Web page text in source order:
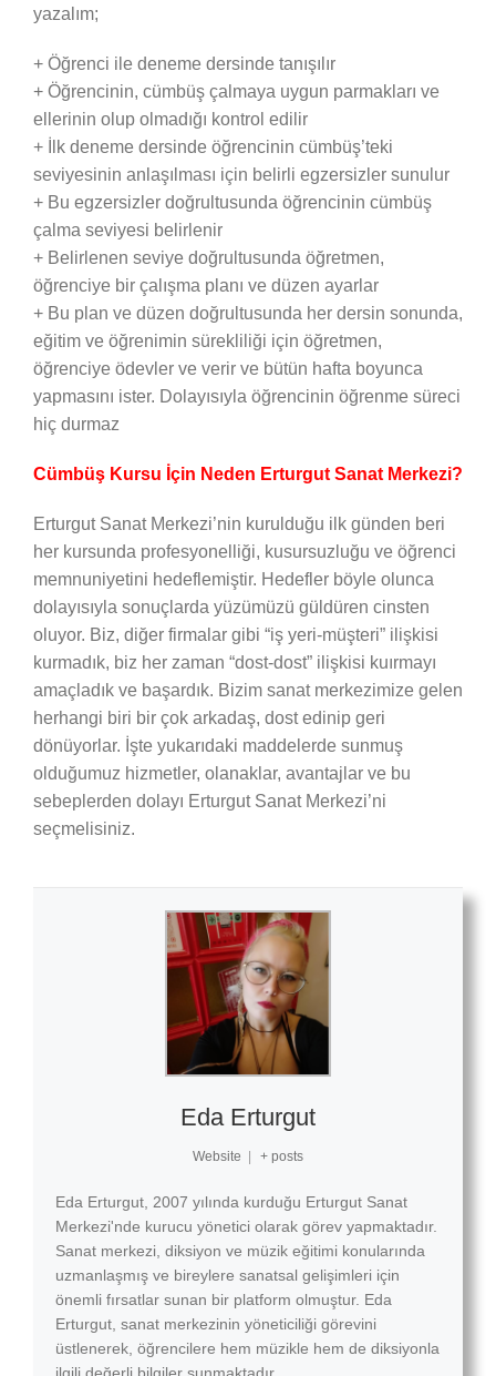
yazalım;
+ Öğrenci ile deneme dersinde tanışılır
+ Öğrencinin, cümbüş çalmaya uygun parmakları ve
ellerinin olup olmadığı kontrol edilir
+ İlk deneme dersinde öğrencinin cümbüş’teki
seviyesinin anlaşılması için belirli egzersizler sunulur
+ Bu egzersizler doğrultusunda öğrencinin cümbüş
çalma seviyesi belirlenir
+ Belirlenen seviye doğrultusunda öğretmen,
öğrenciye bir çalışma planı ve düzen ayarlar
+ Bu plan ve düzen doğrultusunda her dersin sonunda,
eğitim ve öğrenimin sürekliliği için öğretmen,
öğrenciye ödevler ve verir ve bütün hafta boyunca
yapmasını ister. Dolayısıyla öğrencinin öğrenme süreci
hiç durmaz
Cümbüş Kursu İçin Neden Erturgut Sanat Merkezi?
Erturgut Sanat Merkezi’nin kurulduğu ilk günden beri
her kursunda profesyonelliği, kusursuzluğu ve öğrenci
memnuniyetini hedeflemiştir. Hedefler böyle olunca
dolayısıyla sonuçlarda yüzümüzü güldüren cinsten
oluyor. Biz, diğer firmalar gibi “iş yeri-müşteri” ilişkisi
kurmadık, biz her zaman “dost-dost” ilişkisi kuırmayı
amaçladık ve başardık. Bizim sanat merkezimize gelen
herhangi biri bir çok arkadaş, dost edinip geri
dönüyorlar. İşte yukarıdaki maddelerde sunmuş
olduğumuz hizmetler, olanaklar, avantajlar ve bu
sebeplerden dolayı Erturgut Sanat Merkezi’ni
seçmelisiniz.
Eda Erturgut
Website + posts
Eda Erturgut, 2007 yılında kurduğu Erturgut Sanat
Merkezi'nde kurucu yönetici olarak görev yapmaktadır.
Sanat merkezi, diksiyon ve müzik eğitimi konularında
uzmanlaşmış ve bireylere sanatsal gelişimleri için
önemli fırsatlar sunan bir platform olmuştur. Eda
Erturgut, sanat merkezinin yöneticiliği görevini
üstlenerek, öğrencilere hem müzikle hem de diksiyonla